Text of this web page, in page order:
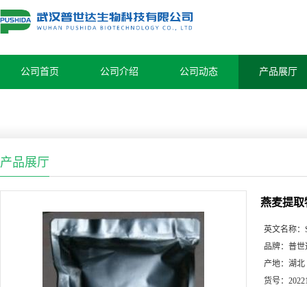
公司首页 公司介绍 公司动态 产品展厅
产品展厅
燕麦提取
英文名称：
品牌： 普世
产地： 湖北
货号：